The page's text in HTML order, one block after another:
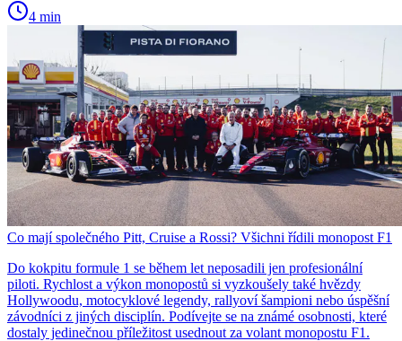
4 min
Co mají společného Pitt, Cruise a Rossi? Všichni řídili monopost F1
Do kokpitu formule 1 se během let neposadili jen profesionální
piloti. Rychlost a výkon monopostů si vyzkoušely také hvězdy
Hollywoodu, motocyklové legendy, rallyoví šampioni nebo úspěšní
závodníci z jiných disciplín. Podívejte se na známé osobnosti, které
dostaly jedinečnou příležitost usednout za volant monopostu F1.